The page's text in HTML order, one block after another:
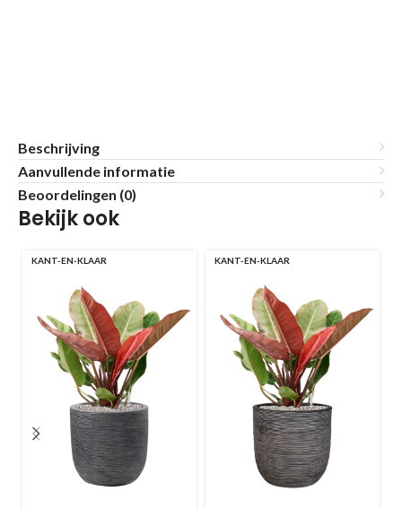
Beschrijving
Aanvullende informatie
Beoordelingen (0)
Bekijk ook
KANT-EN-KLAAR KANT-EN-KLAAR